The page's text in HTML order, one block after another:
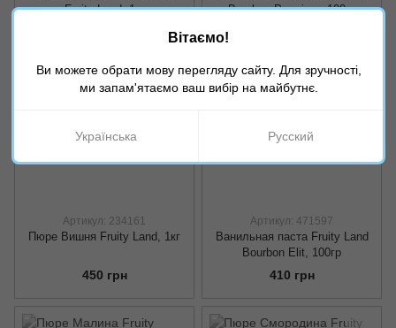
Fruity Land, 1кг
Bourbon Premium, 100гр
Артикул: 234161
Пюре Вишня Fruity Land, 1кг
450 грн
Артикул: 471597
Ванильная паста Fruity Land
Bourbon Elit, 100гр
410 грн
Вітаємо!
Ви можете обрати мову перегляду сайту. Для зручності,
ми запам'ятаємо ваш вибір на майбутнє.
Українська Русский